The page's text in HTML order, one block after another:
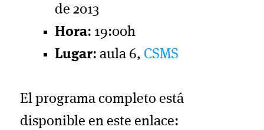
de 2013
Hora: 19:00h
Lugar: aula 6, CSMS
El programa completo está
disponible en este enlace: